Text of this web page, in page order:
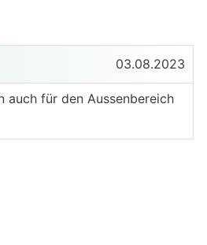
03.08.2023
auch für den Aussenbereich